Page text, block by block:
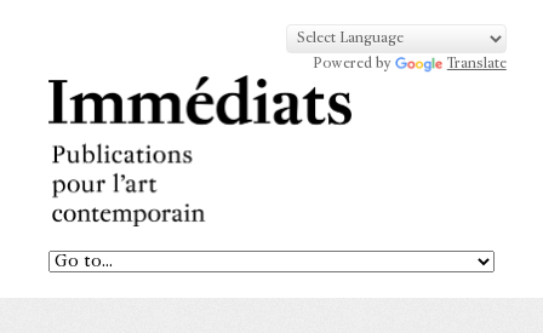
Powered by Translate